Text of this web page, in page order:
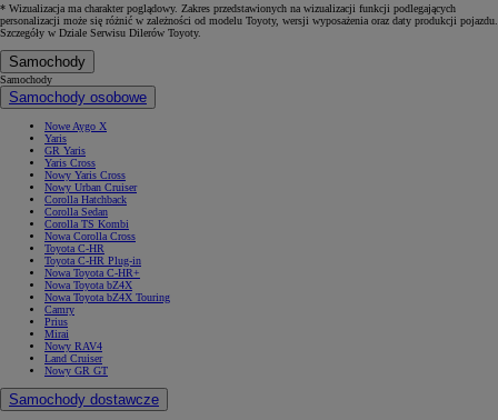
* Wizualizacja ma charakter poglądowy. Zakres przedstawionych na wizualizacji funkcji podlegających
personalizacji może się różnić w zależności od modelu Toyoty, wersji wyposażenia oraz daty produkcji pojazdu.
Szczegóły w Dziale Serwisu Dilerów Toyoty.
Samochody
Samochody
Samochody osobowe
Nowe Aygo X
Yaris
GR Yaris
Yaris Cross
Nowy Yaris Cross
Nowy Urban Cruiser
Corolla Hatchback
Corolla Sedan
Corolla TS Kombi
Nowa Corolla Cross
Toyota C-HR
Toyota C-HR Plug-in
Nowa Toyota C-HR+
Nowa Toyota bZ4X
Nowa Toyota bZ4X Touring
Camry
Prius
Mirai
Nowy RAV4
Land Cruiser
Nowy GR GT
Samochody dostawcze